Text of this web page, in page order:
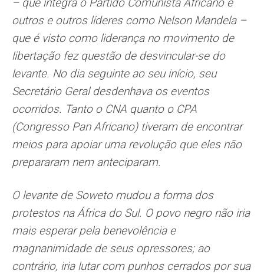
outros e outros líderes como Nelson Mandela –
que é visto como liderança no movimento de
libertação fez questão de desvincular-se do
levante. No dia seguinte ao seu início, seu
Secretário Geral desdenhava os eventos
ocorridos. Tanto o CNA quanto o CPA
(Congresso Pan Africano) tiveram de encontrar
meios para apoiar uma revolução que eles não
prepararam nem anteciparam.
O levante de Soweto mudou a forma dos
protestos na África do Sul. O povo negro não iria
mais esperar pela benevolência e
magnanimidade de seus opressores; ao
contrário, iria lutar com punhos cerrados por sua